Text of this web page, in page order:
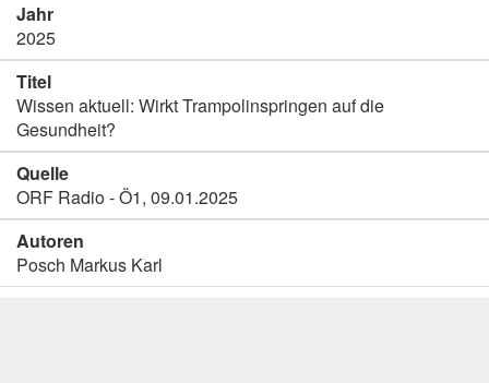
Jahr
2025
Titel
Wissen aktuell: Wirkt Trampolinspringen auf die
Gesundheit?
Quelle
ORF Radio - Ö1, 09.01.2025
Autoren
Posch Markus Karl